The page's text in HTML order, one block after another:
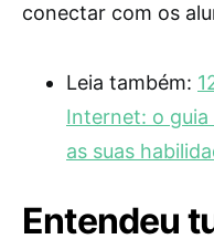
conectar com os
Leia também:
Internet: o
as suas
Entendeu